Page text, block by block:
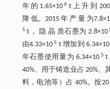
年 的 1.65×106 t 上 升 到
降 低。2015 年 产 量 为
5 t， 隐 晶 质石墨为 2.8×10
由4.33×105 t 增加到 6.34×10
年石墨使用量为 6.34×10 5 t
40%、用于铸造业占 20%
料，电池等）占 40%。按